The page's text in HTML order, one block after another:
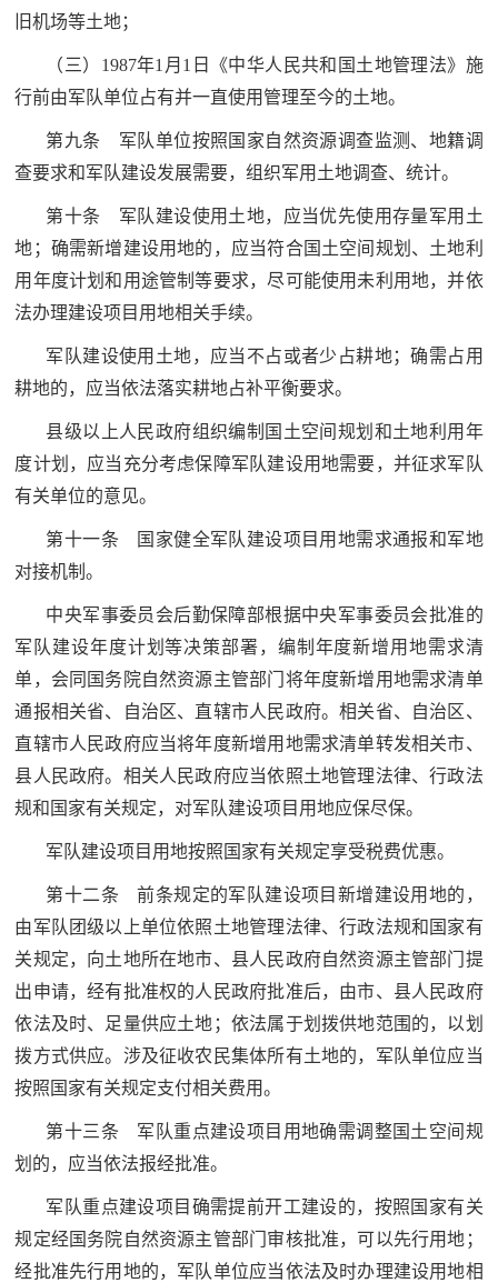
空
智
国
防
智
库
英
雄
范
雄
范
退
军
采
退
役
军
人
风
采
退
军
服
务
退
役
军
人
服
务
文
化
防
化
防
红
文
旧机场等土地；
（三）1987年1月1日《中华人民共和国土地管理法》施
行前由军队单位占有并一直使用管理至今的土地。
第九条 军队单位按照国家自然资源调查监测、地籍调
查要求和军队建设发展需要，组织军用土地调查、统计。
第十条 军队建设使用土地，应当优先使用存量军用土
地；确需新增建设用地的，应当符合国土空间规划、土地利
用年度计划和用途管制等要求，尽可能使用未利用地，并依
法办理建设项目用地相关手续。
军队建设使用土地，应当不占或者少占耕地；确需占用
耕地的，应当依法落实耕地占补平衡要求。
县级以上人民政府组织编制国土空间规划和土地利用年
度计划，应当充分考虑保障军队建设用地需要，并征求军队
有关单位的意见。
第十一条 国家健全军队建设项目用地需求通报和军地
对接机制。
中央军事委员会后勤保障部根据中央军事委员会批准的
军队建设年度计划等决策部署，编制年度新增用地需求清
单，会同国务院自然资源主管部门将年度新增用地需求清单
通报相关省、自治区、直辖市人民政府。相关省、自治区、
直辖市人民政府应当将年度新增用地需求清单转发相关市、
县人民政府。相关人民政府应当依照土地管理法律、行政法
规和国家有关规定，对军队建设项目用地应保尽保。
军队建设项目用地按照国家有关规定享受税费优惠。
第十二条 前条规定的军队建设项目新增建设用地的，
由军队团级以上单位依照土地管理法律、行政法规和国家有
关规定，向土地所在地市、县人民政府自然资源主管部门提
出申请，经有批准权的人民政府批准后，由市、县人民政府
依法及时、足量供应土地；依法属于划拨供地范围的，以划
拨方式供应。涉及征收农民集体所有土地的，军队单位应当
按照国家有关规定支付相关费用。
第十三条 军队重点建设项目用地确需调整国土空间规
划的，应当依法报经批准。
军队重点建设项目确需提前开工建设的，按照国家有关
规定经国务院自然资源主管部门审核批准，可以先行用地；
经批准先行用地的，军队单位应当依法及时办理建设用地相